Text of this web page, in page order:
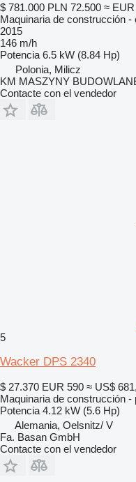
$ 781.000 PLN 72.500 ≈
Maquinaria de construcción
2015
146 m/h
Potencia 6.5 kW (8.84 Hp)
Polonia, Milicz
KM MASZYNY
Contacte con el vendedor
5
Wacker DPS 2340
$ 27.370 EUR 590 ≈ US$
Maquinaria de construcción -
Potencia 4.12 kW (5.6 Hp)
Alemania, Oelsnitz/ V
Fa. Basan GmbH
Contacte con el vendedor